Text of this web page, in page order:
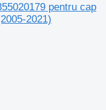
pentru cap
2021)